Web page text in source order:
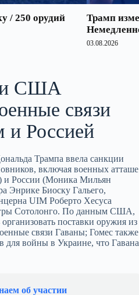
/ 250 орудий
Трамп
03.08.2026
США
связи
и Россией
Трампа ввела санкции
включая военных атташе
и России (Моника Мильян
Энрике Биоску Гальего,
UIM Роберто Хесуса
Сотолонго. По данным США,
поставки оружия из
связи Гаваны; Гомес также
для войны в Украине, что Гавана
об участии